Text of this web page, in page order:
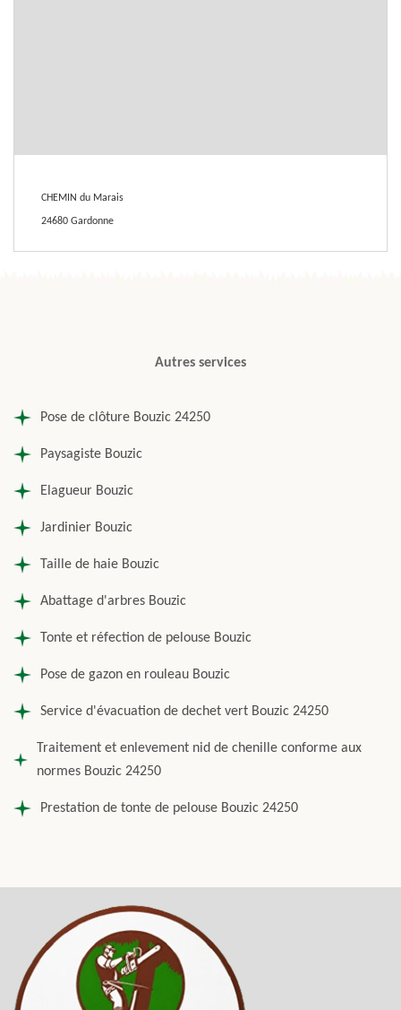
CHEMIN du Marais
24680 Gardonne
Autres services
Pose de clôture Bouzic 24250
Paysagiste Bouzic
Elagueur Bouzic
Jardinier Bouzic
Taille de haie Bouzic
Abattage d'arbres Bouzic
Tonte et réfection de pelouse Bouzic
Pose de gazon en rouleau Bouzic
Service d'évacuation de dechet vert Bouzic 24250
Traitement et enlevement nid de chenille conforme aux
normes Bouzic 24250
Prestation de tonte de pelouse Bouzic 24250